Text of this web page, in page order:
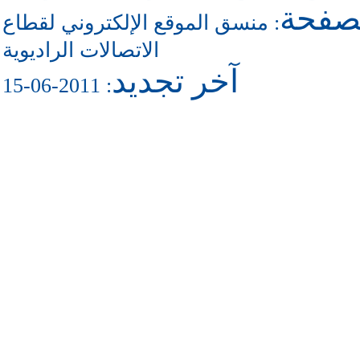
: منسق الموقع الإلكتروني لقطاع
الاتصالات الراديوية
آخر تجديد: 2011-06-15